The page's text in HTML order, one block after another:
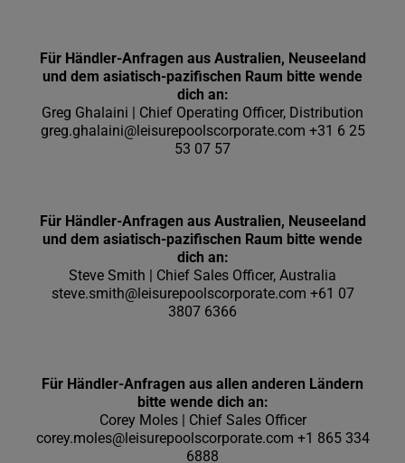
Für Händler-Anfragen aus Australien, Neuseeland
und dem asiatisch-pazifischen Raum bitte wende
dich an:
Greg Ghalaini | Chief Operating Officer, Distribution
greg.ghalaini@leisurepoolscorporate.com +31 6 25
53 07 57
Für Händler-Anfragen aus Australien, Neuseeland
und dem asiatisch-pazifischen Raum bitte wende
dich an:
Steve Smith | Chief Sales Officer, Australia
steve.smith@leisurepoolscorporate.com +61 07
3807 6366
Für Händler-Anfragen aus allen anderen Ländern
bitte wende dich an:
Corey Moles | Chief Sales Officer
corey.moles@leisurepoolscorporate.com +1 865 334
6888